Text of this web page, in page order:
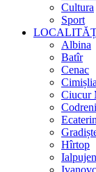
Cultura
Sport
Albina
Batîr
Cenac
Cimișlia
Ciucur
Codreni
Hîrtop